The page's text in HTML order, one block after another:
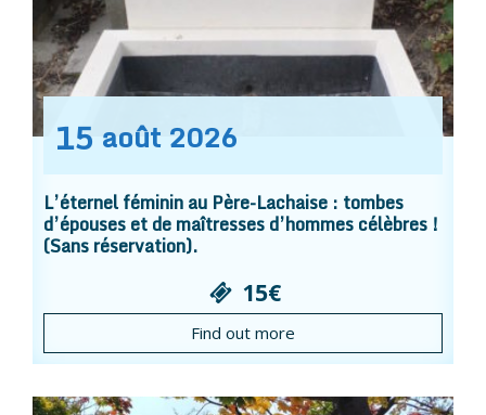
15 août 2026
L’éternel féminin au Père-Lachaise : tombes
d’épouses et de maîtresses d’hommes célèbres !
(Sans réservation).
15€
Find out more